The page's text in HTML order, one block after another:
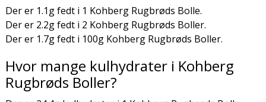
Der er 1.1g fedt i 1 Kohberg Rugbrøds Bolle.
Der er 2.2g fedt i 2 Kohberg Rugbrøds Boller.
Der er 1.7g fedt i 100g Kohberg Rugbrøds Boller.
Hvor mange kulhydrater i Kohberg
Rugbrøds Boller?